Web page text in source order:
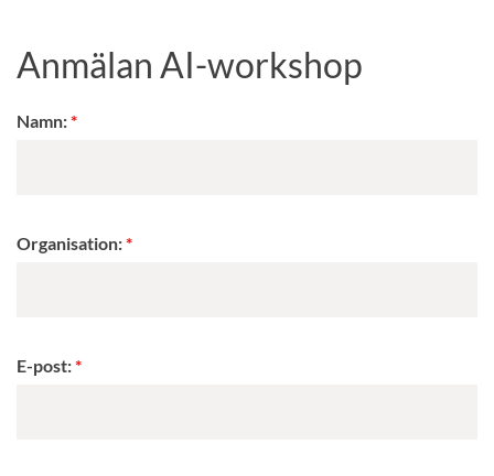
Anmälan AI-workshop
Namn:
Organisation:
E-post: